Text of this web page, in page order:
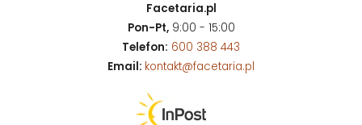
Facetaria.pl
Pon-Pt,9:00 - 15:00
Telefon: 600 388 443
Email: kontakt@facetaria.pl